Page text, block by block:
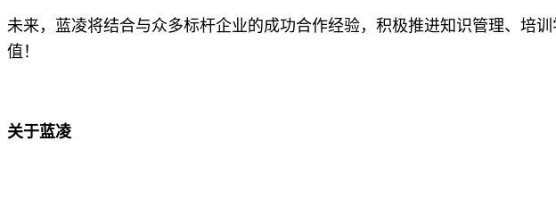
未来，蓝凌将结合与众多标杆企业的成功合作经验，积极推进知识管理、培
值！
关于蓝凌